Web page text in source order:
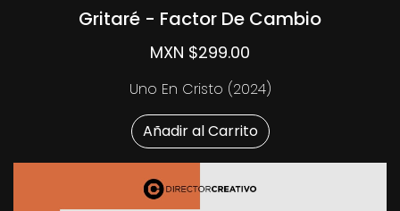
Gritaré - Factor De Cambio
MXN $299.00
Uno En Cristo (2024)
Añadir al Carrito